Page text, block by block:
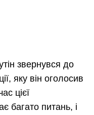
звернувся до
яку він оголосив
цієї
багато питань, і